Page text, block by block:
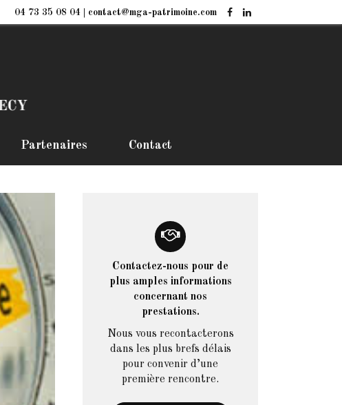
04 73 35 08 04 | contact@mga-patrimoine.com
Partenaires Contact
Contactez-nous pour de
plus amples informations
concernant nos
prestations.
Nous vous recontacterons
dans les plus brefs délais
pour convenir d’une
première rencontre.